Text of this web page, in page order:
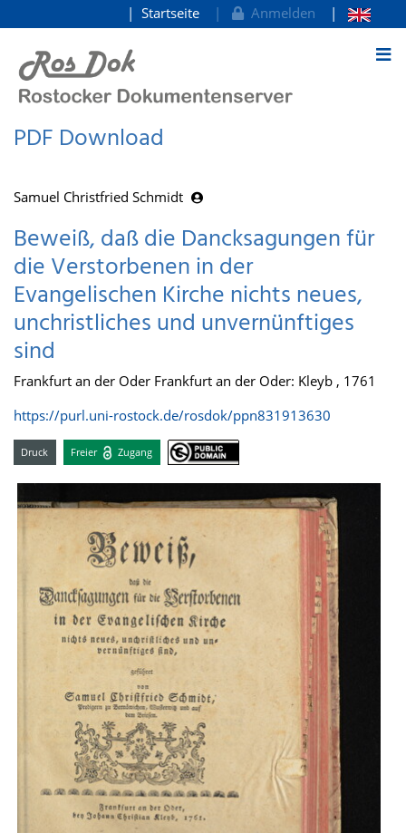
zum Inhalt
Startseite Anmelden
PDF Download
Samuel Christfried Schmidt
Beweiß, daß die Dancksagungen für
die Verstorbenen in der
Evangelischen Kirche nichts neues,
unchristliches und unvernünftiges
sind
Frankfurt an der Oder Frankfurt an der Oder: Kleyb , 1761
https://purl.uni-rostock.de/rosdok/ppn831913630
Druck Freier Zugang